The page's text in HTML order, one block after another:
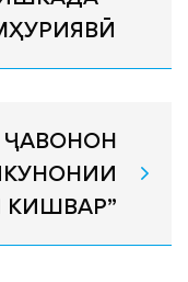
КИШВАР”